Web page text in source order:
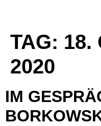
TAG: 18.
2020
IM